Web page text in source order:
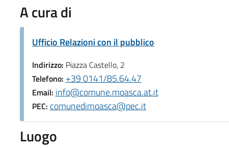
A cura di
Ufficio Relazioni con il pubblico
Indirizzo: Piazza Castello, 2
Telefono: +39 0141/85.64.47
Email: info@comune.moasca.at.it
PEC: comunedimoasca@pec.it
Luogo